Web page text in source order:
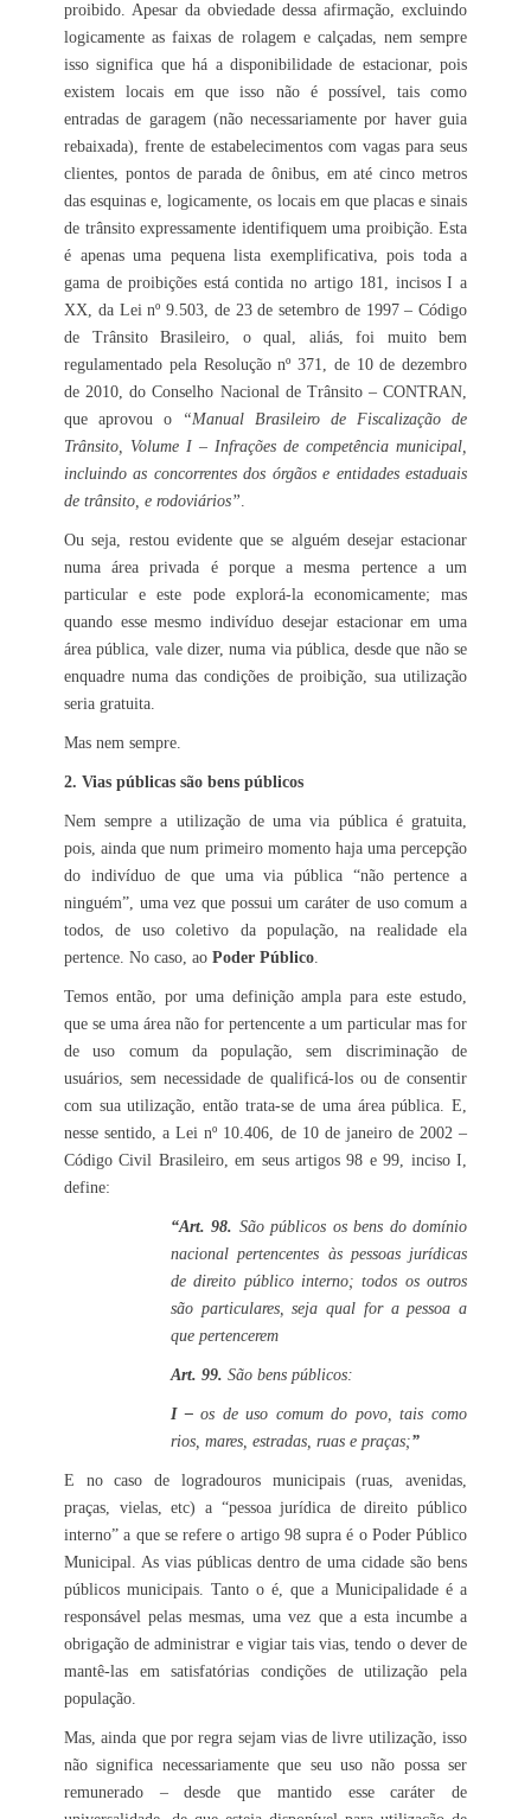
proibido. Apesar da obviedade dessa afirmação, excluindo
logicamente as faixas de rolagem e calçadas, nem sempre
isso significa que há a disponibilidade de estacionar, pois
existem locais em que isso não é possível, tais como
entradas de garagem (não necessariamente por haver guia
rebaixada), frente de estabelecimentos com vagas para seus
clientes, pontos de parada de ônibus, em até cinco metros
das esquinas e, logicamente, os locais em que placas e sinais
de trânsito expressamente identifiquem uma proibição. Esta
é apenas uma pequena lista exemplificativa, pois toda a
gama de proibições está contida no artigo 181, incisos I a
XX, da Lei nº 9.503, de 23 de setembro de 1997 – Código
de Trânsito Brasileiro, o qual, aliás, foi muito bem
regulamentado pela Resolução nº 371, de 10 de dezembro
de 2010, do Conselho Nacional de Trânsito – CONTRAN,
que aprovou o
“Manual Brasileiro de Fiscalização de
Trânsito, Volume I – Infrações de competência municipal,
incluindo as concorrentes dos órgãos e entidades estaduais
de trânsito, e rodoviários”.
Ou seja, restou evidente que se alguém desejar estacionar
numa área privada é porque a mesma pertence a um
particular e este pode explorá-la economicamente; mas
quando esse mesmo indivíduo desejar estacionar em uma
área pública, vale dizer, numa via pública, desde que não se
enquadre numa das condições de proibição, sua utilização
seria gratuita.
Mas nem sempre.
2. Vias públicas são bens públicos
Nem sempre a utilização de uma via pública é gratuita,
pois, ainda que num primeiro momento haja uma percepção
do indivíduo de que uma via pública “não pertence a
ninguém”, uma vez que possui um caráter de uso comum a
todos, de uso coletivo da população, na realidade ela
pertence. No caso, ao Poder Público.
Temos então, por uma definição ampla para este estudo,
que se uma área não for pertencente a um particular mas for
de uso comum da população, sem discriminação de
usuários, sem necessidade de qualificá-los ou de consentir
com sua utilização, então trata-se de uma área pública. E,
nesse sentido, a Lei nº 10.406, de 10 de janeiro de 2002 –
Código Civil Brasileiro, em seus artigos 98 e 99, inciso I,
define:
“Art. 98. São públicos os bens do domínio
nacional pertencentes às pessoas jurídicas
de direito público interno; todos os outros
são particulares, seja qual for a pessoa a
que pertencerem
Art. 99. São bens públicos:
I –os de uso comum do povo, tais como
rios, mares, estradas, ruas e praças;”
E no caso de logradouros municipais (ruas, avenidas,
praças, vielas, etc) a “pessoa jurídica de direito público
interno” a que se refere o artigo 98 supra é o Poder Público
Municipal. As vias públicas dentro de uma cidade são bens
públicos municipais. Tanto o é, que a Municipalidade é a
responsável pelas mesmas, uma vez que a esta incumbe a
obrigação de administrar e vigiar tais vias, tendo o dever de
mantê-las em satisfatórias condições de utilização pela
população.
Mas, ainda que por regra sejam vias de livre utilização, isso
não significa necessariamente que seu uso não possa ser
remunerado – desde que mantido esse caráter de